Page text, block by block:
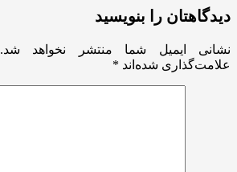
دیدگاهتان را بنویسید
نشانی ایمیل شما منتشر نخواهد شد.
علامت‌گذاری شده‌اند *